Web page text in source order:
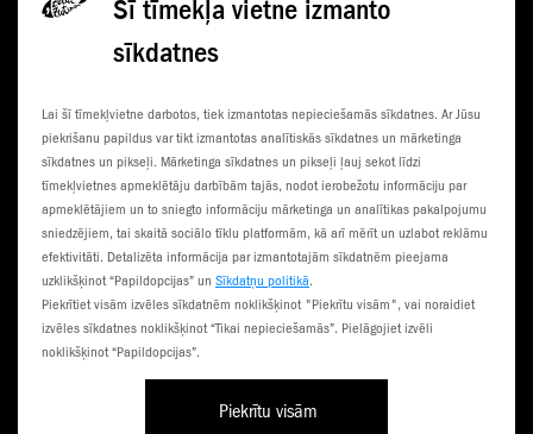
Šī tīmekļa vietne izmanto
sīkdatnes
Lai šī tīmekļvietne darbotos, tiek izmantotas nepieciešamās sīkdatnes. Ar Jūsu
piekrišanu papildus var tikt izmantotas analītiskās sīkdatnes un mārketinga
sīkdatnes un pikseļi. Mārketinga sīkdatnes un pikseļi ļauj sekot līdzi
tīmekļvietnes apmeklētāju darbībām tajās, nodot ierobežotu informāciju par
apmeklētājiem un to sniegto informāciju mārketinga un analītikas pakalpojumu
sniedzējiem, tai skaitā sociālo tīklu platformām, kā arī mērīt un uzlabot reklāmu
efektivitāti. Detalizēta informācija par izmantotajām sīkdatnēm pieejama
uzklikšķinot “Papildopcijas” un Sīkdatņu politikā.
Piekrītiet visām izvēles sīkdatnēm noklikšķinot "Piekrītu visām", vai noraidiet
izvēles sīkdatnes noklikšķinot “Tikai nepieciešamās”. Pielāgojiet izvēli
noklikšķinot “Papildopcijas”.
Piekrītu visām
KLIENTU CENTRI
SŪTI SMS
ČEMPIONĀTS
3G NORIETS
TŪRISTIEM